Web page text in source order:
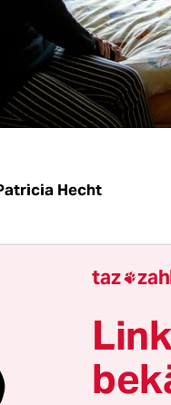
Hecht
Kommunen
sowie
aus.
und
taz 